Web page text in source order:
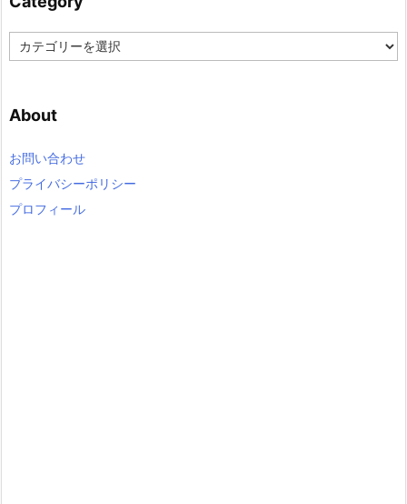
a
g
r
About
お問い合わせ
プライバシーポリシー
プロフィール